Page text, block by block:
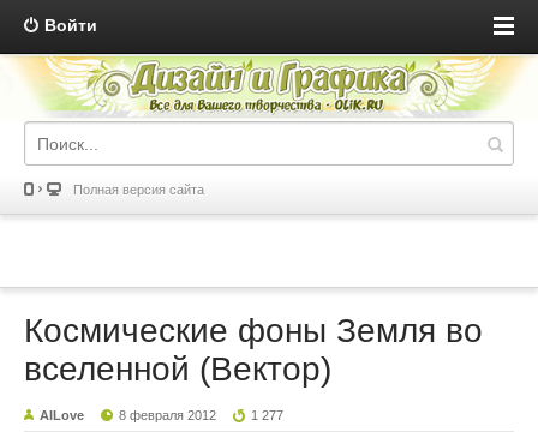
Войти
Полная версия сайта
Космические фоны Земля во
вселенной (Вектор)
AILove 8 февраля 2012 1 277